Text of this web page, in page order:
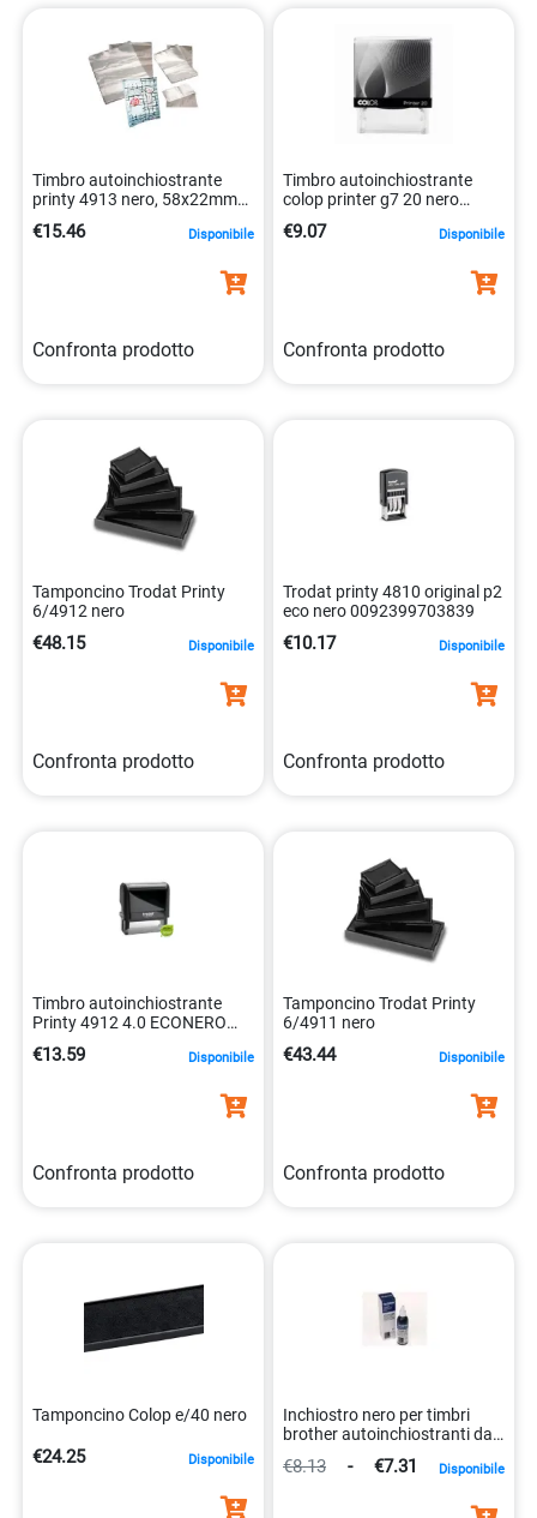
Timbro autoinchiostrante
printy 4913 nero, 58x22mm
€15.46 Disponibile
Confronta prodotto
Timbro autoinchiostrante
colop printer g7 20 nero
9004362487098
€9.07 Disponibile
Confronta prodotto
Tamponcino Trodat Printy
6/4912 nero
€48.15 Disponibile
Confronta prodotto
Trodat printy 4810 original p2
eco nero 0092399703839
€10.17 Disponibile
Confronta prodotto
Timbro autoinchiostrante
Printy 4912 4.0 ECONERO
€13.59 Disponibile
Confronta prodotto
Tamponcino Trodat Printy
6/4911 nero
€43.44 Disponibile
Confronta prodotto
Tamponcino Colop e/40 nero
€24.25 Disponibile
Inchiostro nero per timbri
brother autoinchiostranti da
€8.13 - €7.31 Disponibile